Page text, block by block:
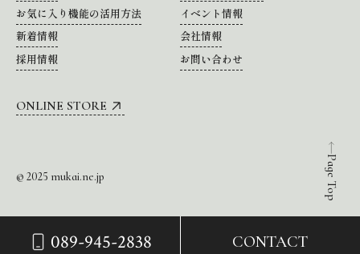
089-945-2838 CONTACT
Page Top
お気に入り機能の活用方法
イベント情報
新着情報
会社情報
採用情報
お問い合わせ
ONLINE STORE
© 2025 mukai.ne.jp